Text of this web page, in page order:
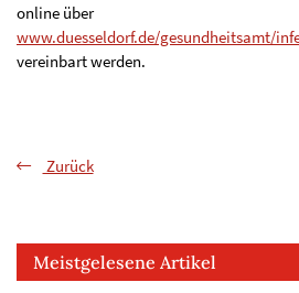
online über
www.duesseldorf.de/gesundheitsamt/
vereinbart werden.
Zurück
Meistgelesene Artikel